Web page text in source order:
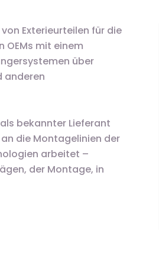
Exterieurteilen für die
mit einem
über
anderen
bekannter Lieferant
die Montagelinien der
arbeitet –
der Montage, in